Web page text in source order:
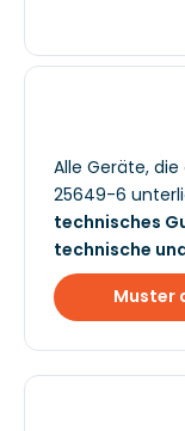
Alle Geräte, die
25649-6
technisches
technische
Muster